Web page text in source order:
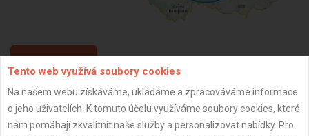
Aktualizováno z portálu ARES dne 01.12.2024 23:30:10
Tento web využívá soubory cookies
Na našem webu získáváme, ukládáme a zpracováváme informace
o jeho uživatelích. K tomuto účelu využíváme soubory cookies, které
nám pomáhají zkvalitnit naše služby a personalizovat nabídky. Pro